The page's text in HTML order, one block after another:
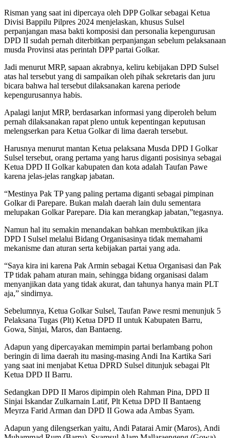
Risman yang saat ini dipercaya oleh DPP Golkar sebagai Ketua
Divisi Bappilu Pilpres 2024 menjelaskan, khusus Sulsel
perpanjangan masa bakti komposisi dan personalia kepengurusan
DPD II sudah pernah diterbitkan perpanjangan sebelum pelaksanaan
musda Provinsi atas perintah DPP partai Golkar.
Jadi menurut MRP, sapaan akrabnya, keliru kebijakan DPD Sulsel
atas hal tersebut yang di sampaikan oleh pihak sekretaris dan juru
bicara bahwa hal tersebut dilaksanakan karena periode
kepengurusannya habis.
Apalagi lanjut MRP, berdasarkan informasi yang diperoleh belum
pernah dilaksanakan rapat pleno untuk kepentingan keputusan
melengserkan para Ketua Golkar di lima daerah tersebut.
Harusnya menurut mantan Ketua pelaksana Musda DPD I Golkar
Sulsel tersebut, orang pertama yang harus diganti posisinya sebagai
Ketua DPD II Golkar kabupaten dan kota adalah Taufan Pawe
karena jelas-jelas rangkap jabatan.
“Mestinya Pak TP yang paling pertama diganti sebagai pimpinan
Golkar di Parepare. Bukan malah daerah lain dulu sementara
melupakan Golkar Parepare. Dia kan merangkap jabatan,”tegasnya.
Namun hal itu semakin menandakan bahkan membuktikan jika
DPD I Sulsel melalui Bidang Organisasinya tidak memahami
mekanisme dan aturan serta kebijakan partai yang ada.
“Saya kira ini karena Pak Armin sebagai Ketua Organisasi dan Pak
TP tidak paham aturan main, sehingga bidang organisasi dalam
menyanjikan data yang tidak akurat, dan tahunya hanya main PLT
aja,” sindirnya.
Sebelumnya, Ketua Golkar Sulsel, Taufan Pawe resmi menunjuk 5
Pelaksana Tugas (Plt) Ketua DPD II untuk Kabupaten Barru,
Gowa, Sinjai, Maros, dan Bantaeng.
Adapun yang dipercayakan memimpin partai berlambang pohon
beringin di lima daerah itu masing-masing Andi Ina Kartika Sari
yang saat ini menjabat Ketua DPRD Sulsel ditunjuk sebagai Plt
Ketua DPD II Barru.
Sedangkan DPD II Maros dipimpin oleh Rahman Pina, DPD II
Sinjai Iskandar Zulkarnain Latif, Plt Ketua DPD II Bantaeng
Meyrza Farid Arman dan DPD II Gowa ada Ambas Syam.
Adapun yang dilengserkan yaitu, Andi Patarai Amir (Maros), Andi